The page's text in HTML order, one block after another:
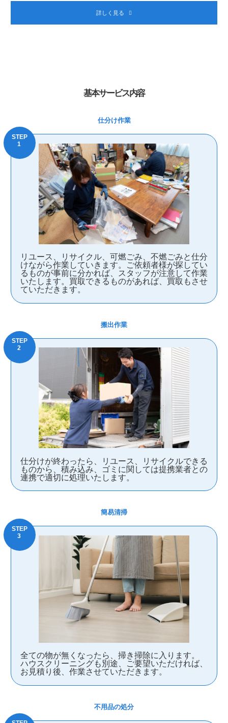
詳しく見る
基本サービス内容
仕分け作業
リユース、リサイクル、可燃ごみ、不燃ごみと仕分
けながら作業していきます。ご依頼者様が探してい
るものが事前に分かれば、スタッフが注意して作業
いたします。買取できるものがあれば、買取もさせ
ていただきます。
搬出作業
仕分けが終わったら、リユース、リサイクルできる
ものから、積み込み、ゴミに関しては提携業者との
連携で適切に処理いたします。
簡易清掃
全ての物が無くなったら、掃き掃除に入ります。
ハウスクリーニングも別途、ご要望いただければ、
お見積り後、作業させていただきます。
不用品の処分